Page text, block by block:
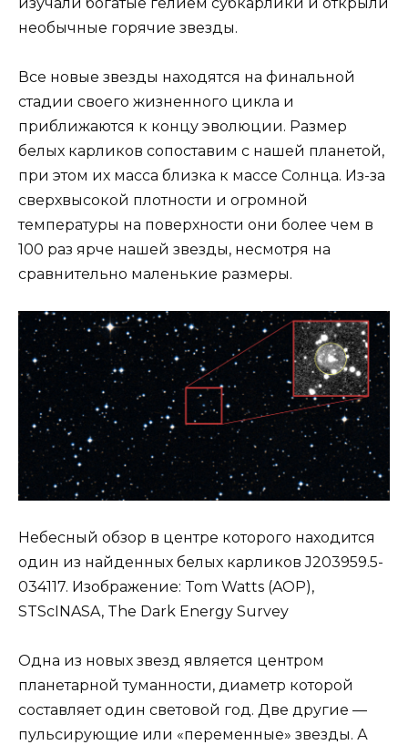
необычные горячие звезды.
Все новые звезды находятся на финальной
стадии своего жизненного цикла и
приближаются к концу эволюции. Размер
белых карликов сопоставим с нашей планетой,
при этом их масса близка к массе Солнца. Из-за
сверхвысокой плотности и огромной
температуры на поверхности они более чем в
100 раз ярче нашей звезды, несмотря на
сравнительно маленькие размеры.
Небесный обзор в центре которого находится
один из найденных белых карликов J203959.5-
034117. Изображение: Tom Watts (AOP),
STScINASA, The Dark Energy Survey
Одна из новых звезд является центром
планетарной туманности, диаметр которой
составляет один световой год. Две другие —
пульсирующие или «переменные» звезды. А